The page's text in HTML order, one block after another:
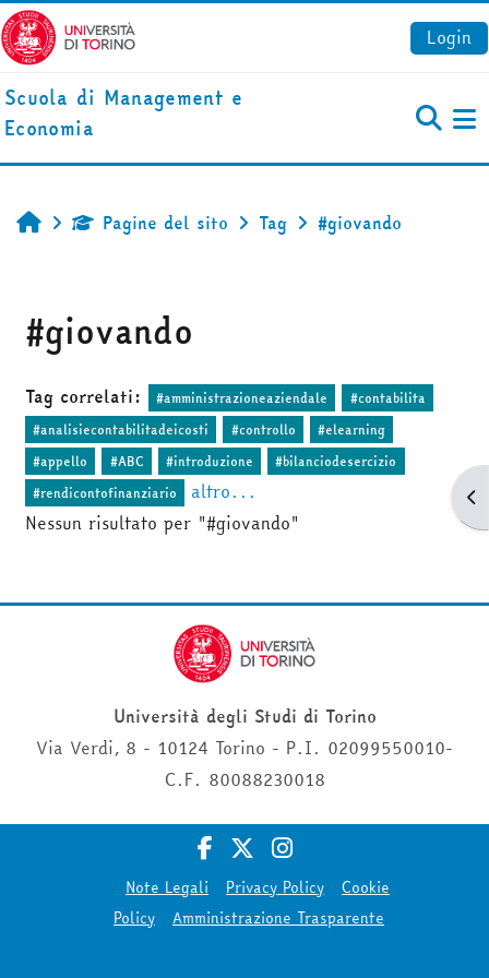
Vai al contenuto principale
Login
Scuola di Management e
Economia
HomePagine del sito Tag #giovando
#giovando
Tag correlati: #amministrazioneaziendale
#contabilita
#analisiecontabilitadeicosti
#controllo
#elearning
#appello
#ABC #introduzione
#bilanciodesercizio
#rendicontofinanziario
altro...
Nessun risultato per "#giovando"
Università degli Studi di Torino
Via Verdi, 8 - 10124 Torino - P.I. 02099550010-
C.F. 80088230018
Note Legali Privacy Policy
Cookie
Policy
Amministrazione Trasparente